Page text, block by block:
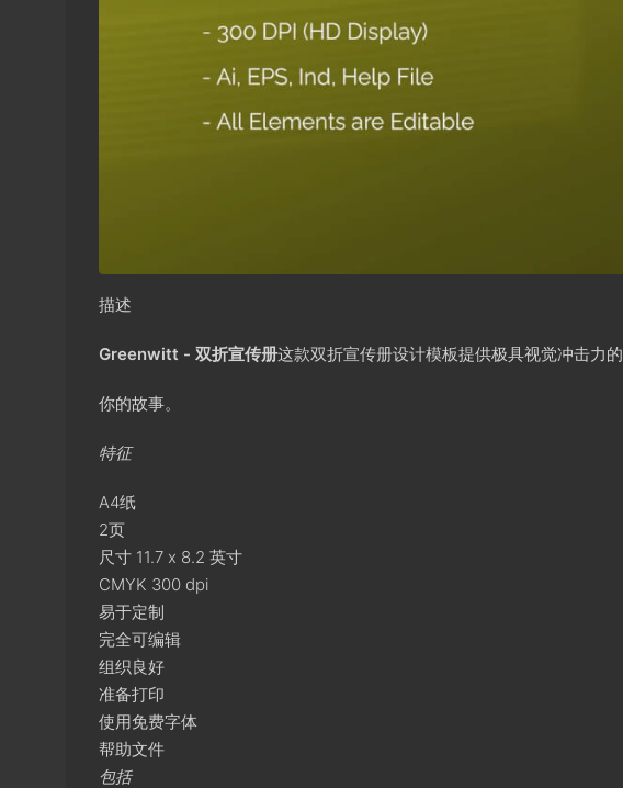
描述
Greenwitt - 双折宣传册这款双折宣传册设计模板提供极具视觉冲击力
你的故事。
特征
A4纸
2页
尺寸 11.7 x 8.2 英寸
CMYK 300 dpi
易于定制
完全可编辑
组织良好
准备打印
使用免费字体
帮助文件
包括